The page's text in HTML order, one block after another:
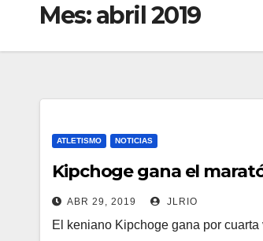
Mes:abril 2019
ATLETISMO NOTICIAS
Kipchoge gana el
ABR 29, 2019 JLRIO
El keniano Kipchoge gana por